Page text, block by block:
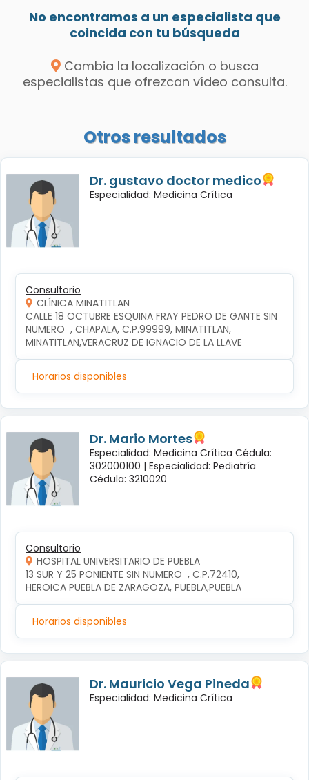
No encontramos a un especialista que
coincida con tu búsqueda
Cambia la localización o busca
especialistas que ofrezcan vídeo consulta.
Otros resultados
Dr. gustavo doctor medico
Especialidad: Medicina Crítica
Consultorio
CLÍNICA MINATITLAN
CALLE 18 OCTUBRE ESQUINA FRAY PEDRO DE GANTE SIN
NUMERO  , CHAPALA, C.P.99999, MINATITLAN,
MINATITLAN,VERACRUZ DE IGNACIO DE LA LLAVE
Horarios disponibles
Dr. Mario Mortes
Especialidad: Medicina Crítica Cédula:
302000100 | Especialidad: Pediatría
Cédula: 3210020
Consultorio
HOSPITAL UNIVERSITARIO DE PUEBLA
13 SUR Y 25 PONIENTE SIN NUMERO  , C.P.72410,
HEROICA PUEBLA DE ZARAGOZA, PUEBLA,PUEBLA
Horarios disponibles
Dr. Mauricio Vega Pineda
Especialidad: Medicina Crítica